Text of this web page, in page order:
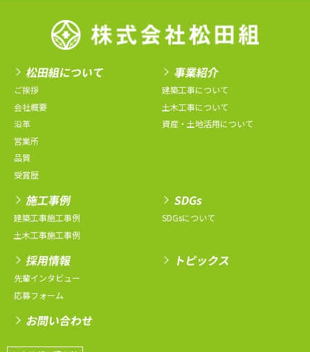
松田組について
ご挨拶
会社概要
沿革
営業所
品質
受賞歴
事業紹介
建築工事について
土木工事について
資産・土地活用について
施工事例
建築工事施工事例
土木工事施工事例
SDGs
SDGsについて
採用情報
先輩インタビュー
応募フォーム
トピックス
お問い合わせ